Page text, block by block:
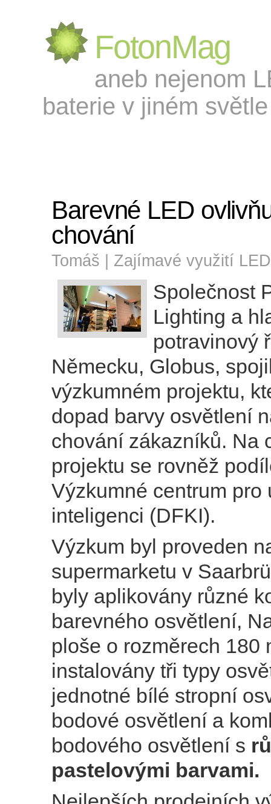
FotonMag
aneb nejenom
baterie v jiném
Barevné LED
chování
Tomáš | Zajímavé využití LED
Společnost
Lighting a
potravinový
Německu, Globus,
výzkumném projektu,
dopad barvy osvětlení
chování zákazníků. Na
projektu se rovněž
Výzkumné centrum pro
inteligenci (DFKI).
Výzkum byl proveden
supermarketu v
byly aplikovány různé
barevného osvětlení,
ploše o rozměrech 180
instalovány tři typy
jednotné bílé stropní
bodové osvětlení a
bodového osvětlení s
pastelovými barvami.